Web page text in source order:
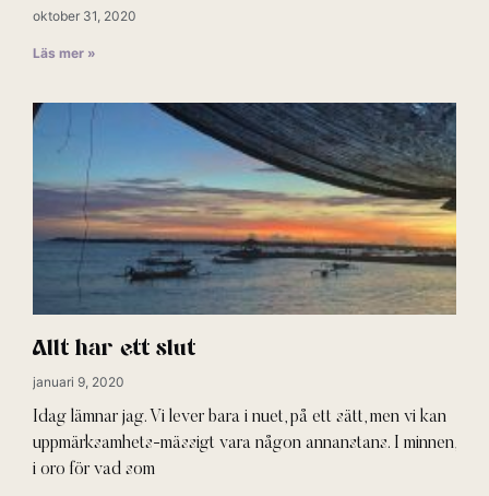
oktober 31, 2020
Läs mer »
Allt har ett slut
januari 9, 2020
Idag lämnar jag. Vi lever bara i nuet, på ett sätt, men vi kan
uppmärksamhets-mässigt vara någon annanstans. I minnen,
i oro för vad som